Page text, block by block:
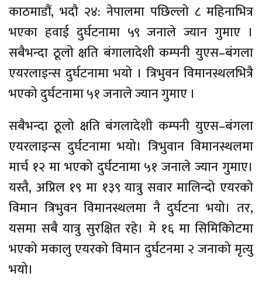
काठमाडौं, भदौ २४: नेपालमा पछिल्लो ८ महिनाभित्र
भएका हवाई दुर्घटनामा ५९ जनाले ज्यान गुमाए ।
सबैभन्दा ठूलो क्षति बंगालादेशी कम्पनी युएस–बंगला
एयरलाइन्स दुर्घटनामा भयो । त्रिभुवन विमानस्थलभित्रै
भएको दुर्घटनामा ५१ जनाले ज्यान गुमाए ।
सबैभन्दा ठूलो क्षति बंगलादेशी कम्पनी युएस–बंगला
एयरलाइन्स दुर्घटनामा भयो। त्रिभुवान विमानस्थलमा
मार्च १२ मा भएको दुर्घटनामा ५१ जनाले ज्यान गुमाए।
यस्तै, अप्रिल १९ मा १३९ यात्रु सवार मालिन्दो एयरको
विमान त्रिभुवन विमानस्थलमा नै दुर्घटना भयो। तर,
यसमा सबै यात्रु सुरक्षित रहे। मे १६ मा सिमिकिोटमा
भएको मकालु एयरको विमान दुर्घटनमा २ जनाको मृत्यु
भयो।